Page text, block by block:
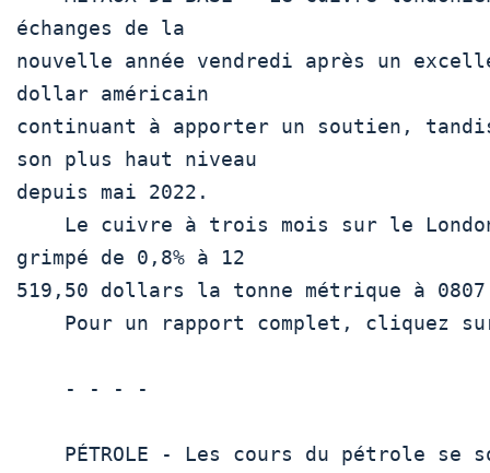
échanges de la
nouvelle année vendredi après un
dollar américain
continuant à apporter un soutien,
son plus haut niveau
depuis mai 2022.
grimpé de 0,8% à 12
519,50 dollars la tonne métrique à 0807